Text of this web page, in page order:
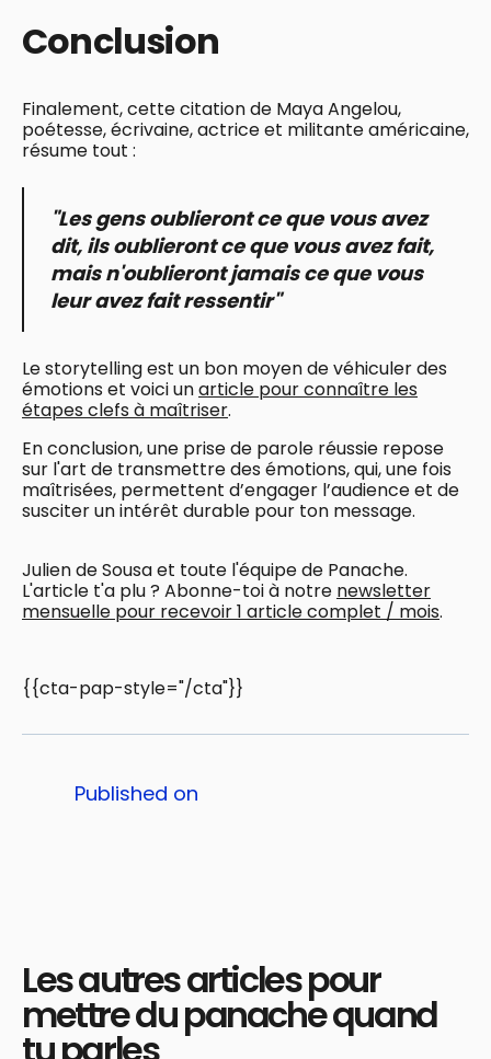
Conclusion
Finalement, cette citation de Maya Angelou,
poétesse, écrivaine, actrice et militante américaine,
résume tout :
"Les gens oublieront ce que vous avez
dit, ils oublieront ce que vous avez fait,
mais n'oublieront jamais ce que vous
leur avez fait ressentir"
Le storytelling est un bon moyen de véhiculer des
émotions et voici unarticle pour connaître les
étapes clefs à maîtriser.
En conclusion, une prise de parole réussie repose
sur l'art de transmettre des émotions, qui, une fois
maîtrisées, permettent d’engager l’audience et de
susciter un intérêt durable pour ton message.
Julien de Sousa et toute l'équipe de Panache.
L'article t'a plu ? Abonne-toi à notre newsletter
mensuelle pour recevoir 1 article complet / mois.
{{cta-pap-style="/cta"}}
Published on
Les autres articles pour
mettre du panache quand